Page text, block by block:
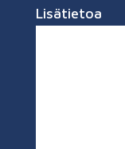
Lisätietoa